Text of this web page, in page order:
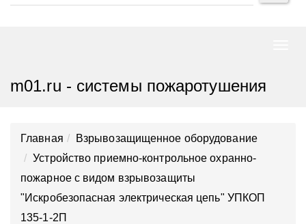
m01.ru - системы пожаротушения
Главная
Взрывозащищенное оборудование
Устройство приемно-контрольное охранно-
пожарное с видом взрывозащиты
"Искробезопасная электрическая цепь" УПКОП
135-1-2П